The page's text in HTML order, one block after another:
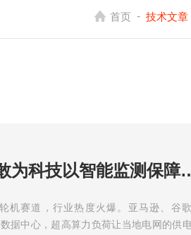
首页 - 技术文章
AI 算力引爆燃气轮机行情，
机赛道，行业热度火爆。亚马逊、谷
据中心，超高算力负荷让当地电网的供